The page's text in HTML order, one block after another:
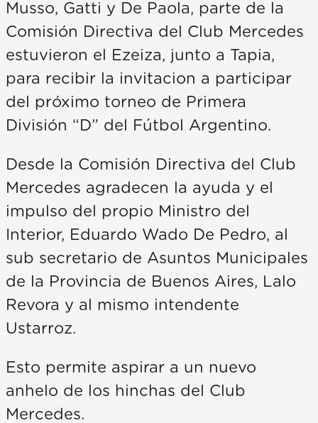
Musso, Gatti y De Paola, parte de la
Comisión Directiva del Club Mercedes
estuvieron el Ezeiza, junto a Tapia,
para recibir la invitacion a participar
del próximo torneo de Primera
División “D” del Fútbol Argentino.
Desde la Comisión Directiva del Club
Mercedes agradecen la ayuda y el
impulso del propio Ministro del
Interior, Eduardo Wado De Pedro, al
sub secretario de Asuntos Municipales
de la Provincia de Buenos Aires, Lalo
Revora y al mismo intendente
Ustarroz.
Esto permite aspirar a un nuevo
anhelo de los hinchas del Club
Mercedes.